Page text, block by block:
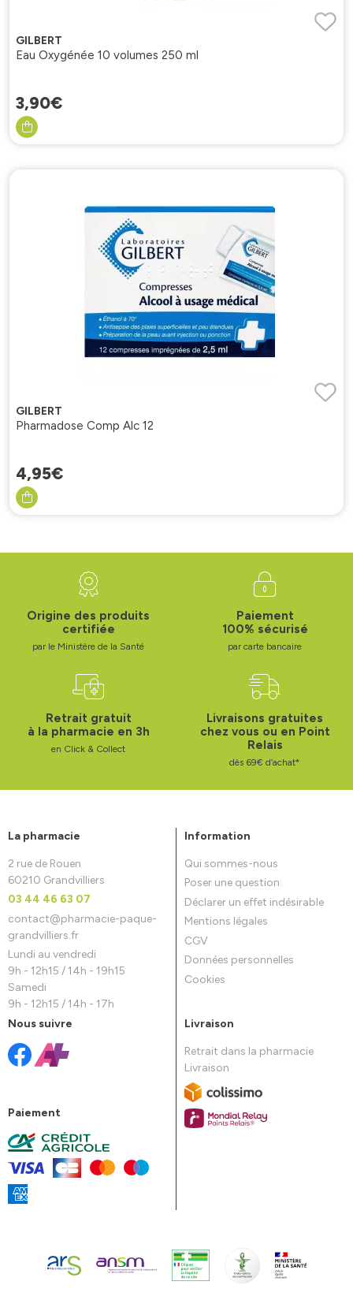
GILBERT
Eau Oxygénée 10 volumes 250 ml
3,90€
GILBERT
Pharmadose Comp Alc 12
4,95€
Origine des produits
certifiée
par le Ministère de la Santé
Paiement
100% sécurisé
par carte bancaire
Retrait gratuit
à la pharmacie en 3h
en Click & Collect
Livraisons gratuites
chez vous ou en Point
Relais
dès 69€ d’achat*
La pharmacie
2 rue de Rouen
60210 Grandvilliers
03 44 46 63 07
contact@pharmacie-paque-
grandvilliers.fr
Lundi au vendredi
9h - 12h15 / 14h - 19h15
Samedi
9h - 12h15 / 14h - 17h
Information
Qui sommes-nous
Poser une question
Déclarer un effet indésirable
Mentions légales
CGV
Données personnelles
Cookies
Nous suivre
Paiement
Livraison
Retrait dans la pharmacie
Livraison